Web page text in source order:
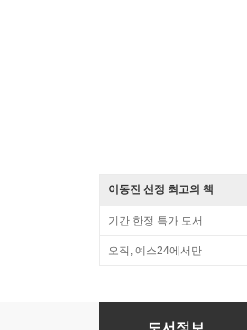
이동진 선정 최고의 책
기간 한정 특가 도서
오직, 예스24에서만
유럽 도시 기행 1~2 세트